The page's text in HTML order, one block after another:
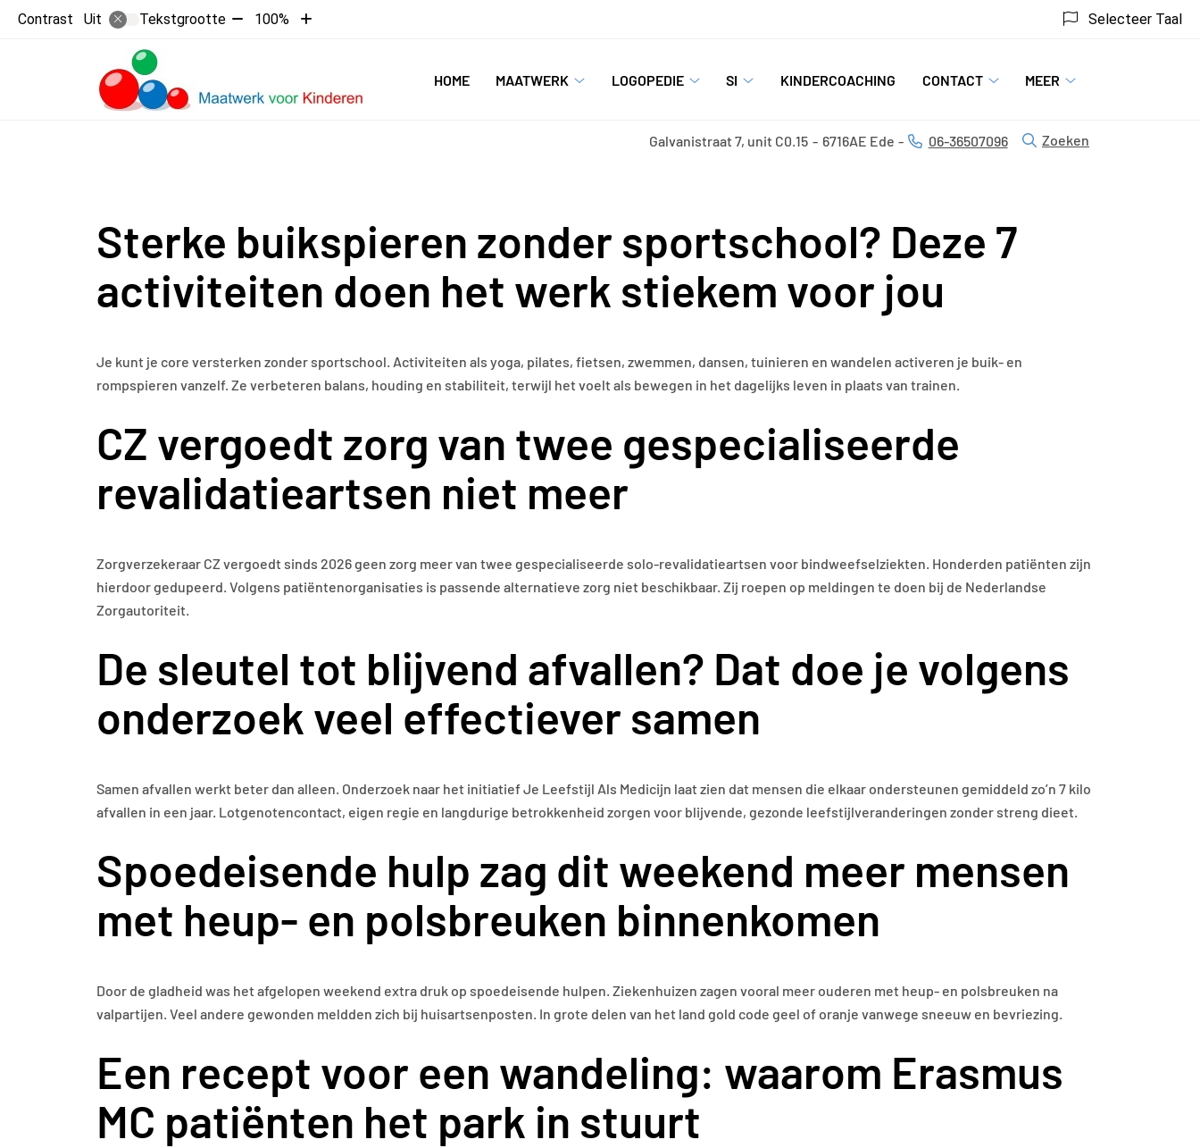
Contrast Uit Tekstgrootte Tekst100%
Tekst
Selecteer Taal
Hoofdmenu
HOME
MAATWERK
LOGOPEDIE
SI
KINDERCOACHING
CONTACT
MEER
Galvanistraat7, unit C0.15 6716AE Ede Tel:
06-36507096 Zoeken
Sterke buikspieren zonder sportschool? Deze 7
activiteiten doen het werk stiekem voor jou
Je kunt je core versterken zonder sportschool. Activiteiten als yoga, pilates, fietsen, zwemmen, dansen, tuinieren en wandelen activeren je buik- en
rompspieren vanzelf. Ze verbeteren balans, houding en stabiliteit, terwijl het voelt als bewegen in het dagelijks leven in plaats van trainen.
CZ vergoedt zorg van twee gespecialiseerde
revalidatieartsen niet meer
Zorgverzekeraar CZ vergoedt sinds 2026 geen zorg meer van twee gespecialiseerde solo-revalidatieartsen voor bindweefselziekten. Honderden patiënten zijn
hierdoor gedupeerd. Volgens patiëntenorganisaties is passende alternatieve zorg niet beschikbaar. Zij roepen op meldingen te doen bij de Nederlandse
Zorgautoriteit.
De sleutel tot blijvend afvallen? Dat doe je volgens
onderzoek veel effectiever samen
Samen afvallen werkt beter dan alleen. Onderzoek naar het initiatief Je Leefstijl Als Medicijn laat zien dat mensen die elkaar ondersteunen gemiddeld zo’n 7 kilo
afvallen in een jaar. Lotgenotencontact, eigen regie en langdurige betrokkenheid zorgen voor blijvende, gezonde leefstijlveranderingen zonder streng dieet.
Spoedeisende hulp zag dit weekend meer mensen
met heup- en polsbreuken binnenkomen
Door de gladheid was het afgelopen weekend extra druk op spoedeisende hulpen. Ziekenhuizen zagen vooral meer ouderen met heup- en polsbreuken na
valpartijen. Veel andere gewonden meldden zich bij huisartsenposten. In grote delen van het land gold code geel of oranje vanwege sneeuw en bevriezing.
Een recept voor een wandeling: waarom Erasmus
MC patiënten het park in stuurt